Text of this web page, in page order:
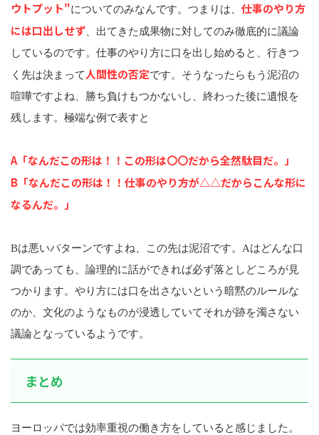
ウトプット"についてのみなんです。つまりは、 仕事のやり方
には口出しせず、出てきた成果物に対してのみ徹底的に議論
しているのです。仕事のやり方に口を出し始めると、行きつ
く先は決まって人間性の否定です。そうなったらもう泥沼の
喧嘩ですよね、勝ち負けもつかないし、終わった後に遺恨を
残します。極端な例で表すと
A「なんだこの形は！！この形は〇〇だから全然駄目だ。」
B「なんだこの形は！！仕事のやり方が△△だからこんな形に
なるんだ。」
Bは悪いパターンですよね、この先は泥沼です。Aはどんな口
調であっても、論理的に話ができれば必ず落としどころが見
つかります。やり方には口を出さないという暗黙のルールな
のか、文化のようなものが浸透していてそれが跡を濁さない
議論となっているようです。
まとめ
ヨーロッパでは効率重視の働き方をしていると感じました。